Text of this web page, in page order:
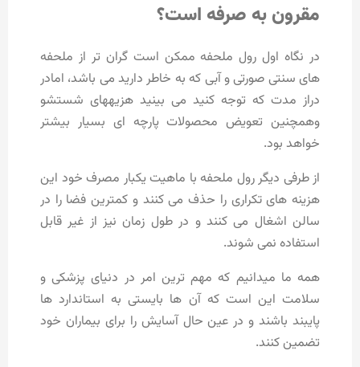
مقرون به صرفه است؟
در نگاه اول رول ملحفه ممکن است گران تر از ملحفه
های سنتی صورتی و آبی که به خاطر دارید می باشد، امادر
دراز مدت که توجه کنید می بینید هزیههای شستشو
وهمچنین تعویض محصولات پارچه ای بسیار بیشتر
خواهد بود.
از طرفی دیگر رول ملحفه با ماهیت یکبار مصرف خود این
هزینه های تکراری را حذف می کنند و کمترین فضا را در
سالن اشغال می کنند و در طول زمان نیز از غیر قابل
استفاده نمی شوند.
همه ما میدانیم که مهم ترین امر در دنیای پزشکی و
سلامت این است که آن ها بایستی به استاندارد ها
پایبند باشند و در عین حال آسایش را برای بیماران خود
تضمین کنند.